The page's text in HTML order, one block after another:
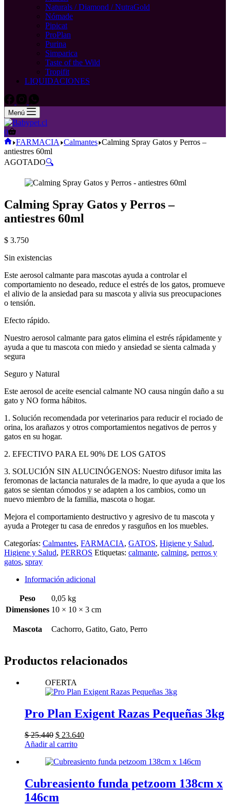
Naturals / Diamond / NutraGold
Nómade
Pipicat
ProPlan
Purina
Simparica
Taste of the Wild
Tropifit
LIQUIDACIONES
Menú
Carro
de
compra
0
Inicio
FARMACIA Calmantes Calming Spray Gatos y Perros –
antiestres 60ml
AGOTADO🔍
Calming Spray Gatos y Perros –
antiestres 60ml
$ 3.750
Sin existencias
Este aerosol calmante para mascotas ayuda a controlar el
comportamiento no deseado, reduce el estrés de los gatos, promueve
el alivio de la ansiedad para su mascota y alivia sus preocupaciones
o tensión.
Efecto rápido.
Nuestro aerosol calmante para gatos elimina el estrés rápidamente y
ayuda a que tu mascota con miedo y ansiedad se sienta calmada y
segura
Seguro y Natural
Este aerosol de aceite esencial calmante NO causa ningún daño a su
gato y NO forma hábitos.
1. Solución recomendada por veterinarios para reducir el rociado de
orina, los arañazos y otros comportamientos negativos de perros y
gatos en su hogar.
2. EFECTIVO PARA EL 90% DE LOS GATOS
3. SOLUCIÓN SIN ALUCINÓGENOS: Nuestro difusor imita las
feromonas de lactancia naturales de la madre, lo que ayuda a que los
gatos se sientan cómodos y se adapten a los cambios, como un
nuevo miembro de la familia, mascota o hogar.
Mejora el comportamiento destructivo y agresivo de tu mascota y
ayuda a Proteger tu casa de enredos y rasguños en los muebles.
Categorías: Calmantes, FARMACIA, GATOS, Higiene y Salud,
Higiene y Salud, PERROS Etiquetas: calmante, calming, perros y
gatos, spray
Información adicional
Peso
0,05 kg
Dimensiones 10 × 10 × 3 cm
Mascota Cachorro, Gatito, Gato, Perro
Productos relacionados
OFERTA
Pro Plan Exigent Razas Pequeñas 3kg
$25.440 El
precio
era:
$ 23.640El
es:
Añadir al carrito
Cubreasiento funda petzoom 138cm x
146cm